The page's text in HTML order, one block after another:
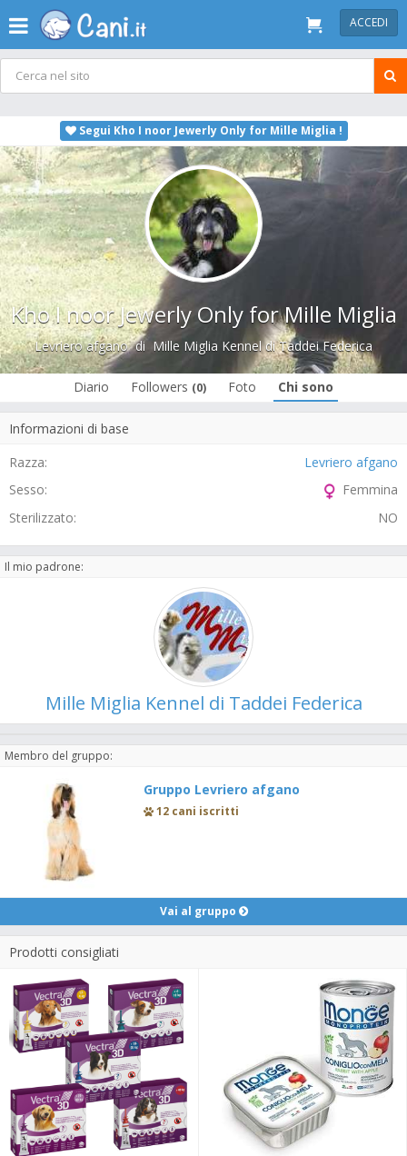
ACCEDI
Segui Kho I noor Jewerly Only for Mille Miglia !
Kho I noor Jewerly Only for Mille Miglia
Levriero afganodiMille Miglia Kennel di Taddei Federica
Diario Followers (0) Foto Chi sono
Informazioni di base
Razza:
Levriero afgano
Sesso:
Femmina
Sterilizzato:
NO
Il mio padrone:
Mille Miglia Kennel di Taddei Federica
Membro del gruppo:
Gruppo Levriero afgano
12 cani iscritti
Vai al gruppo
Prodotti consigliati